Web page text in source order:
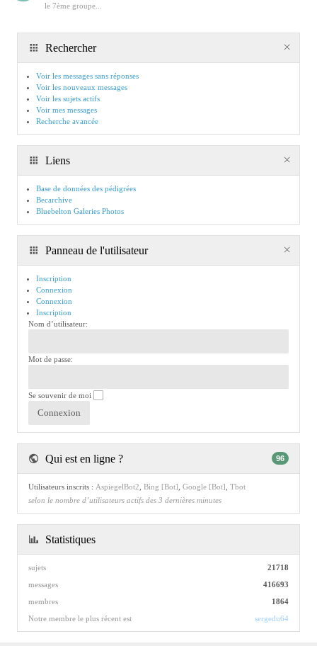
le 7ème groupe...
Rechercher
Voir les messages sans réponses
Voir les nouveaux messages
Voir les sujets actifs
Voir mes messages
Recherche avancée
Liens
Base de données des pédigrées
Becarchive
Bluebelton Galeries Photos
Panneau de l'utilisateur
Inscription
Connexion
Connexion
Inscription
Nom d’utilisateur:
Mot de passe:
Se souvenir de moi
Qui est en ligne ? 96
Utilisateurs inscrits : AspiegelBot2, Bing [Bot], Google [Bot], Tbot
selon le nombre d’utilisateurs actifs des 3 dernières minutes
Statistiques
21718
sujets
416693
messages
1864
membres
Notre membre le plus récent est
sergedu64